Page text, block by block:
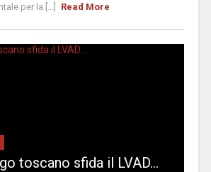
per la [...]
Read More
toscano sfida il LVAD…